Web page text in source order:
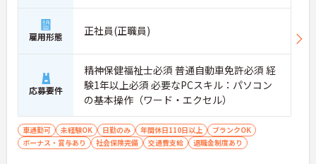
雇用形態 正社員(正職員)
応募要件
精神保健福祉士必須 普通自動車免許必須 経
験1年以上必須 必要なPCスキル：パソコン
の基本操作（ワード・エクセル）
車通勤可 未経験OK 日勤のみ 年間休日110日以上
ブランクOK
ボーナス・賞与あり
社会保険完備 交通費支給 退職金制度あり